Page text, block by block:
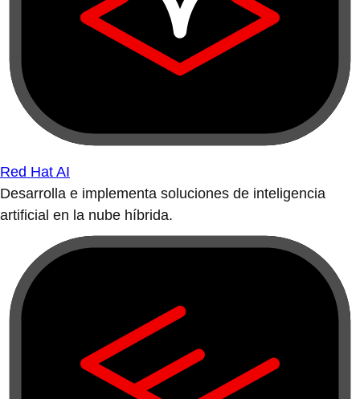
Red Hat AI
Desarrolla e implementa soluciones de inteligencia
artificial en la nube híbrida.